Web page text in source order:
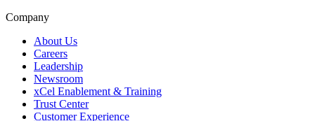
Company
About Us
Careers
Leadership
Newsroom
xCel Enablement & Training
Trust Center
Customer Experience